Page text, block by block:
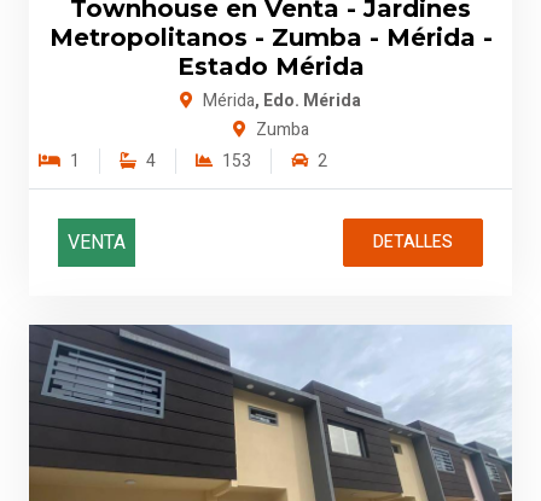
Townhouse en Venta - Jardines
Metropolitanos - Zumba - Mérida -
Estado Mérida
Mérida, Edo. Mérida
Zumba
1
4 153 2
VENTA DETALLES